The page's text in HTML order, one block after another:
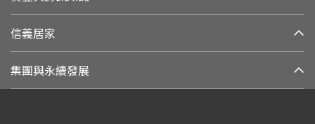
信義居家
集團與永續發展